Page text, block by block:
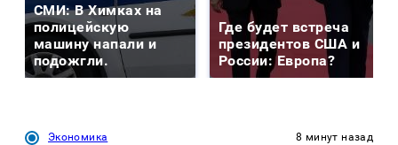
СМИ: В Химках на
полицейскую
машину напали и
подожгли.
Где будет встреча
президентов США и
России: Европа?
Экономика 8 минут назад